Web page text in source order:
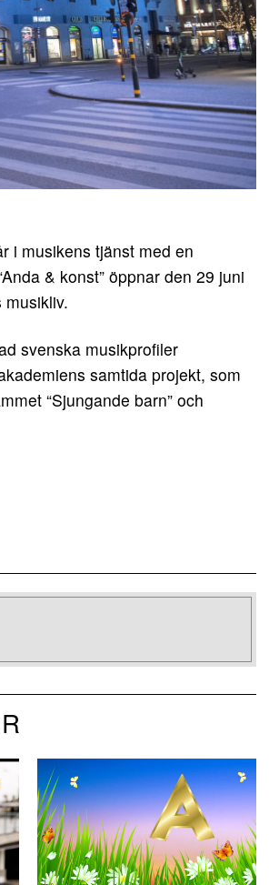
i musikens tjänst med en
& konst” öppnar den 29 juni
svenska musikprofiler
samtida projekt, som
“Sjungande barn” och